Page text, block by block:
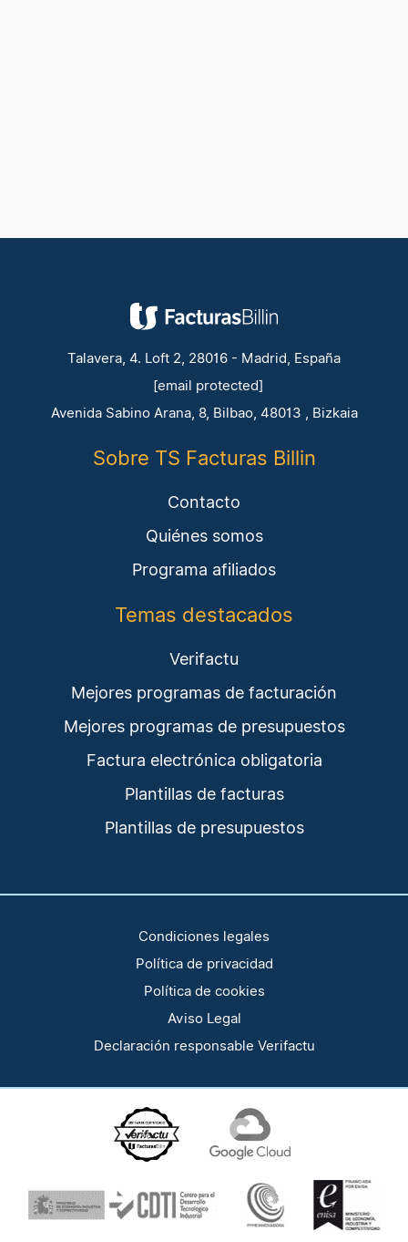
Talavera, 4. Loft 2, 28016 - Madrid, España
[email protected]
Avenida Sabino Arana, 8, Bilbao, 48013 , Bizkaia
Sobre TS Facturas Billin
Contacto
Quiénes somos
Programa afiliados
Temas destacados
Verifactu
Mejores programas de facturación
Mejores programas de presupuestos
Factura electrónica obligatoria
Plantillas de facturas
Plantillas de presupuestos
Condiciones legales
Política de privacidad
Política de cookies
Aviso Legal
Declaración responsable Verifactu